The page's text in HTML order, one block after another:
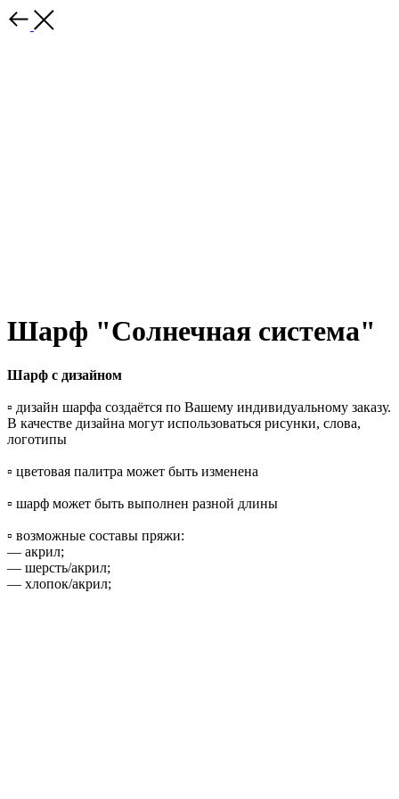
Шарф "Солнечная система"
Шарф с дизайном
▫️ дизайн шарфа создаётся по Вашему индивидуальному заказу.
В качестве дизайна могут использоваться рисунки, слова,
логотипы
▫️ цветовая палитра может быть изменена
▫️ шарф может быть выполнен разной длины
▫️ возможные составы пряжи:
— акрил;
— шерсть/акрил;
— хлопок/акрил;